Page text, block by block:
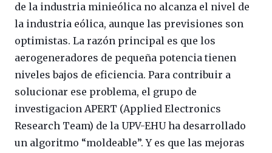
de la industria minieólica no alcanza el nivel de
la industria eólica, aunque las previsiones son
optimistas. La razón principal es que los
aerogeneradores de pequeña potencia tienen
niveles bajos de eficiencia. Para contribuir a
solucionar ese problema, el grupo de
investigacion APERT (Applied Electronics
Research Team) de la UPV-EHU ha desarrollado
un algoritmo “moldeable”. Y es que las mejoras